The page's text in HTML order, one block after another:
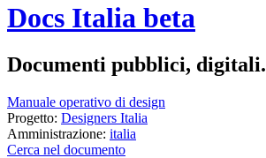
Docs Italia beta
Documenti pubblici, digitali.
Manuale operativo di design
Progetto: Designers Italia
Amministrazione: italia
Cerca nel documento